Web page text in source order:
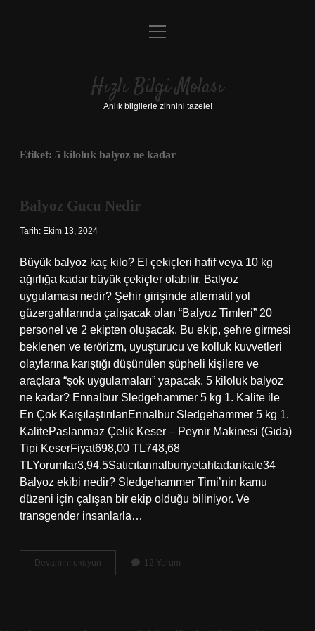
Anasayfa
Yasal Uyarı
menüyü
Hızlı Bilgi Molası
Anlık bilgilerle zihnini tazele!
Etiket: 5 kiloluk balyoz ne kadar
Balyoz Gucu Nedir
Tarih: Ekim 13, 2024
Büyük balyoz kaç kilo? El çekiçleri hafif veya 10 kg
ağırlığa kadar büyük çekiçler olabilir. Balyoz
uygulaması nedir? Şehir girişinde alternatif yol
güzergahlarında çalışacak olan “Balyoz Timleri” 20
personel ve 2 ekipten oluşacak. Bu ekip, şehre girmesi
beklenen ve terörizm, uyuşturucu ve kolluk kuvvetleri
olaylarına karıştığı düşünülen şüpheli kişilere ve
araçlara “şok uygulamaları” yapacak. 5 kiloluk balyoz
ne kadar? Ennalbur Sledgehammer 5 kg 1. Kalite ile
En Çok KarşılaştırılanEnnalbur Sledgehammer 5 kg 1.
KalitePaslanmaz Çelik Keser – Peynir Makinesi (Gıda)
Tipi KeserFiyat698,00 TL748,68
TLYorumlar3,94,5Satıcıtannalburiyetahtadankale34
Balyoz ekibi nedir? Sledgehammer Timi’nin kamu
düzeni için çalışan bir ekip olduğu biliniyor. Ve
transgender insanlarla…
Devamını okuyun
Gucu
12 Yorum